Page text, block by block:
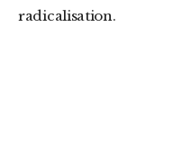
radicalisation.